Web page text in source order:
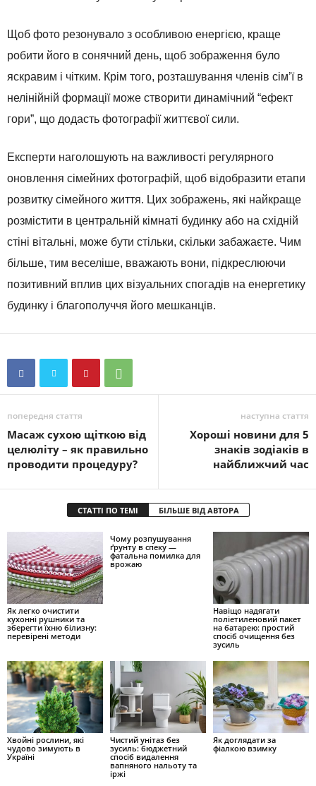
Щоб фото резонувало з особливою енергією, краще
робити його в сонячний день, щоб зображення було
яскравим і чітким. Крім того, розташування членів сім’ї в
нелінійній формації може створити динамічний “ефект
гори”, що додасть фотографії життєвої сили.
Експерти наголошують на важливості регулярного
оновлення сімейних фотографій, щоб відобразити етапи
розвитку сімейного життя. Цих зображень, які найкраще
розмістити в центральній кімнаті будинку або на східній
стіні вітальні, може бути стільки, скільки забажаєте. Чим
більше, тим веселіше, вважають вони, підкреслюючи
позитивний вплив цих візуальних спогадів на енергетику
будинку і благополуччя його мешканців.
попередня стаття
Масаж сухою щіткою від
целюліту – як правильно
проводити процедуру?
наступна стаття
Хороші новини для 5
знаків зодіаків в
найближчий час
СТАТТІ ПО ТЕМІ БІЛЬШЕ ВІД АВТОРА
Як легко очистити
кухонні рушники та
зберегти їхню білизну:
перевірені методи
Чому розпушування
ґрунту в спеку —
фатальна помилка для
врожаю
Навіщо надягати
поліетиленовий пакет
на батарею: простий
спосіб очищення без
зусиль
Хвойні рослини, які
чудово зимують в
Україні
Чистий унітаз без
зусиль: бюджетний
спосіб видалення
вапняного нальоту та
іржі
Як доглядати за
фіалкою взимку